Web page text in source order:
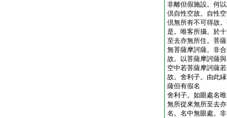
非離但假施設。何
倶自性空故。自性
倶無所有不可得故
是。唯客所攝。於
至去亦無所住。菩
無菩薩摩訶薩。非
故。以菩薩摩訶薩
空中若菩薩摩訶薩
故。舍利子。由此
薩但有假名
舍利子。如眼處名
無所從來無所至去
名。名中無眼處。